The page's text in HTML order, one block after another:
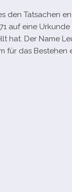
den Tatsachen
auf eine
hat. Der Name
für das Bestehen